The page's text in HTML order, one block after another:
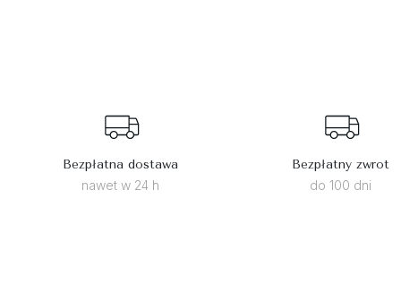
Bezpłatna dostawa
nawet w 24 h
Bezpłatny zwrot
do 100 dni